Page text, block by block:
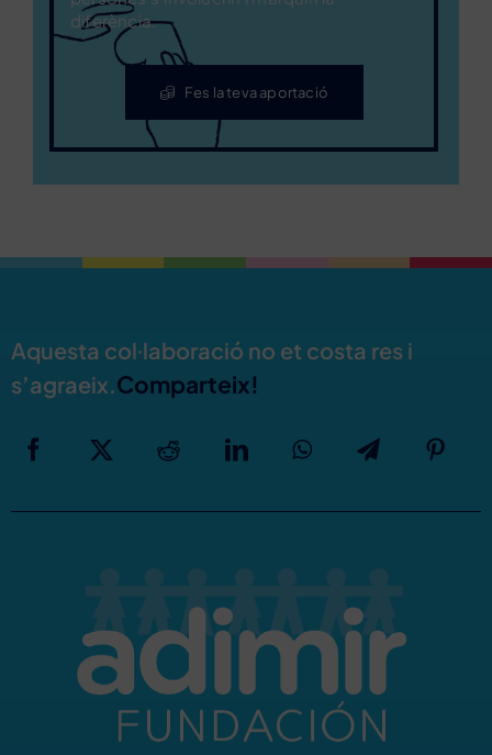
diferència.
Fes la teva aportació
Aquesta col·laboració no et costa res i
s’agraeix.Comparteix!